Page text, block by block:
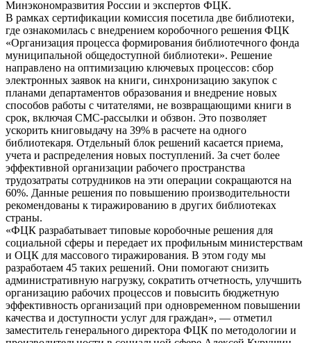
Минэкономразвития России и экспертов ФЦК.
В рамках сертификации комиссия посетила две библиотеки,
где ознакомилась с внедрением коробочного решения ФЦК
«Организация процесса формирования библиотечного фонда
муниципальной общедоступной библиотеки». Решение
направлено на оптимизацию ключевых процессов: сбор
электронных заявок на книги, синхронизацию закупок с
планами департаментов образования и внедрение новых
способов работы с читателями, не возвращающими книги в
срок, включая СМС-рассылки и обзвон. Это позволяет
ускорить книговыдачу на 39% в расчете на одного
библиотекаря. Отдельный блок решений касается приема,
учета и распределения новых поступлений. За счет более
эффективной организации рабочего пространства
трудозатраты сотрудников на эти операции сокращаются на
60%. Данные решения по повышению производительности
рекомендованы к тиражированию в других библиотеках
страны.
«ФЦК разрабатывает типовые коробочные решения для
социальной сферы и передает их профильным министерствам
и ОЦК для массового тиражирования. В этом году мы
разработаем 45 таких решений. Они помогают снизить
административную нагрузку, сократить отчетность, улучшить
организацию рабочих процессов и повысить бюджетную
эффективность организаций при одновременном повышении
качества и доступности услуг для граждан», — отметил
заместитель генерального директора ФЦК по методологии и